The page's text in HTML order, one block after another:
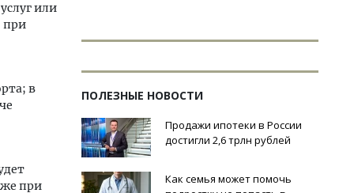
или
при
в
при
ПОЛЕЗНЫЕ НОВОСТИ
Продажи ипотеки в России
достигли 2,6 трлн рублей
Как семья может помочь